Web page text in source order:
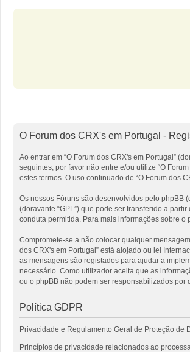
O Forum dos CRX's em Portugal -
Ao entrar em “O Forum dos CRX's em Portugal”
seguintes, por favor não entre e/ou utilize “O
estes termos. O uso continuado de “O Forum dos
Os nossos Fóruns são desenvolvidos pelo phpBB
(doravante “GPL”) que pode ser transferido a partir
conduta permitida. Para mais informações sobre o
Compromete-se a não colocar qualquer
dos CRX's em Portugal” está alojado ou lei
as mensagens são registados para ajudar a
necessário. Como utilizador aceita que as
ou o phpBB não podem ser responsabilizados
Política GDPR
Privacidade e Regulamento Geral de Proteção de
Princípios de privacidade relacionados ao